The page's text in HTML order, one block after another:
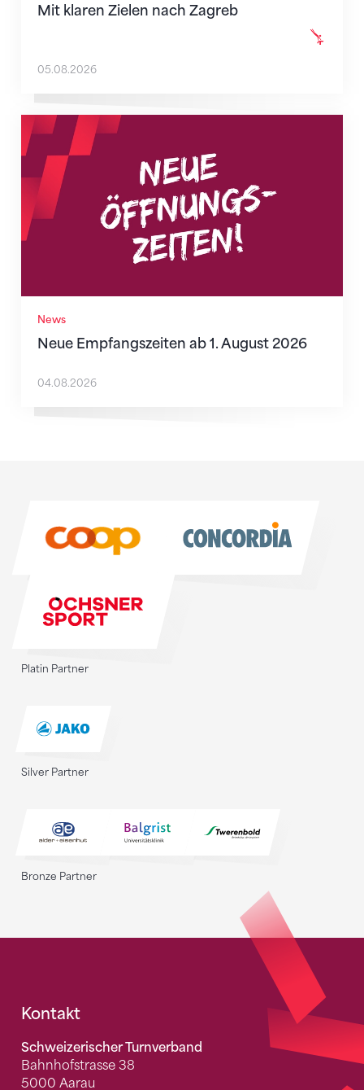
Mit klaren Zielen nach Zagreb
05.08.2026
News
Neue Empfangszeiten ab 1. August 2026
Neue Empfangszeiten ab 1. August 2026
04.08.2026
Platin Partner
Silver Partner
Bronze Partner
Fusszeile
Kontakt
Schweizerischer Turnverband
Bahnhofstrasse 38
5000 Aarau